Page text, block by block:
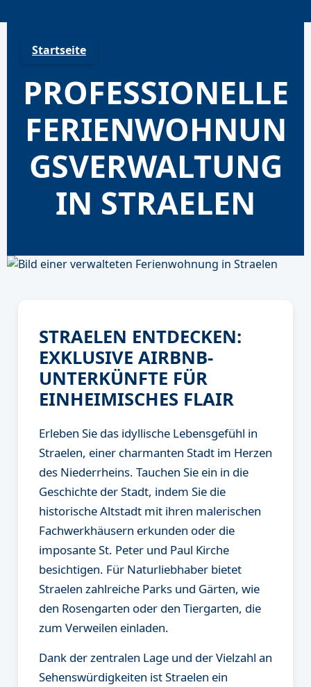
to
Startseite
PROFESSIONELLE
FERIENWOHNUN
GSVERWALTUNG
IN STRAELEN
STRAELEN ENTDECKEN:
EXKLUSIVE AIRBNB-
UNTERKÜNFTE FÜR
EINHEIMISCHES FLAIR
Erleben Sie das idyllische Lebensgefühl in
Straelen, einer charmanten Stadt im Herzen
des Niederrheins. Tauchen Sie ein in die
Geschichte der Stadt, indem Sie die
historische Altstadt mit ihren malerischen
Fachwerkhäusern erkunden oder die
imposante St. Peter und Paul Kirche
besichtigen. Für Naturliebhaber bietet
Straelen zahlreiche Parks und Gärten, wie
den Rosengarten oder den Tiergarten, die
zum Verweilen einladen.
Dank der zentralen Lage und der Vielzahl an
Sehenswürdigkeiten ist Straelen ein